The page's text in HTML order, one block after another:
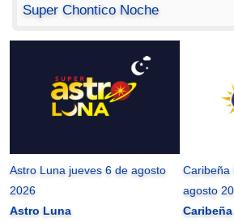
Super Chontico Noche
Astro Luna jueves 6 de agosto
2026
Astro Luna
Caribeña
agosto